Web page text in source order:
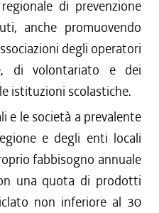
di prevenzione
anche promuovendo
degli operatori
di volontariato e dei
istituzioni scolastiche.
e le società a prevalente
e degli enti locali
fabbisogno annuale
una quota di prodotti
non inferiore al 30